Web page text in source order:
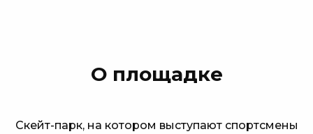
О площадке
Скейт-парк, на котором выступают спортсмены